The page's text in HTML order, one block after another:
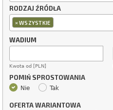
RODZAJ ŹRÓDŁA
×WSZYSTKIE
WADIUM
Kwota od [PLN]
POMIŃ SPROSTOWANIA
Nie Tak
OFERTA WARIANTOWA